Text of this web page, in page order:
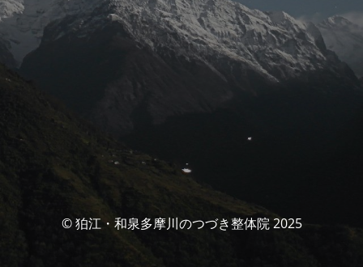
© 狛江・和泉多摩川のつづき整体院 2025